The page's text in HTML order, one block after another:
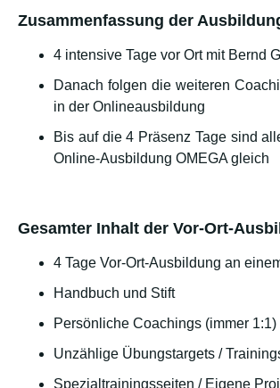
Zusammenfassung der
4 intensive Tage vor Ort mit Bernd
Danach folgen die weiteren
in der Onlineausbildung
Bis auf die 4 Präsenz Tage sind
Online-Ausbildung OMEGA gleich
Gesamter Inhalt der Vor-Ort-
4 Tage Vor-Ort-Ausbildung an
Handbuch und Stift
Persönliche Coachings (immer 1:1)
Unzählige Übungstargets /
Spezialtrainingsseiten / Eigene